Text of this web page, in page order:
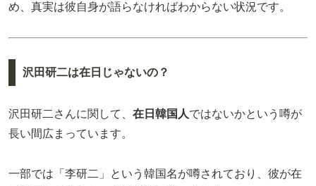
め、真実は彼自身が語らなければわからない状況です。
沢田研二は在日じゃないの？
沢田研二さんに関して、 在日韓国人ではないかという噂が
長い間広まっています。
一部では「李研二」という韓国名が噂されており、彼が在